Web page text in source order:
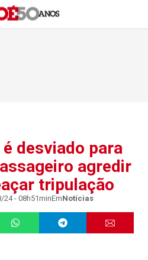
desviado para
agredir
tripulação
24 - 08h51minEmNotícias